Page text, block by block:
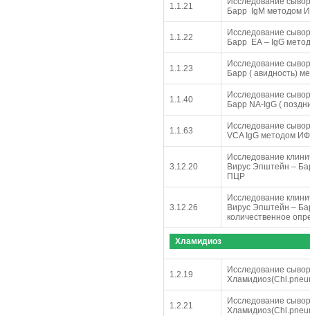
1.1.21
Барр IgM методом
1.1.22
Исследование
Барр ЕА – IgG
1.1.23
Исследование
Барр ( авидность)
1.1.40
Исследование
Барр NA-IgG (
1.1.63
Исследование
VCA IgG методом
3.12.20
Исследование
Вирус Эпштейн –
ПЦР
3.12.26
Исследование
Вирус Эпштейн –
количественное
Хламидиоз
1.2.19
Исследование
1.2.21
Исследование